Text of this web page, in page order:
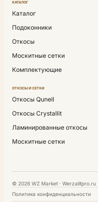
КАТАЛОГ
Каталог
Подоконники
Откосы
Москитные сетки
Комплектующие
ОТКОСЫ И СЕТКИ
Откосы Qunell
Откосы Crystallit
Ламинированные откосы
Москитные сетки
© 2026 WZ Market ·
Политика конфиденциальности